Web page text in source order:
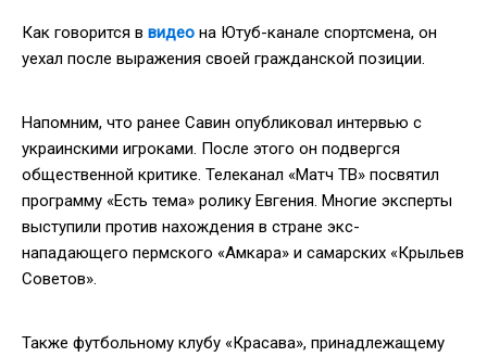
Как говорится в видео на Ютуб-канале спортсмена, он
уехал после выражения своей гражданской позиции.
Напомним, что ранее Савин опубликовал интервью с
украинскими игроками. После этого он подвергся
общественной критике. Телеканал «Матч ТВ» посвятил
программу «Есть тема» ролику Евгения. Многие эксперты
выступили против нахождения в стране экс-
нападающего пермского «Амкара» и самарских «Крыльев
Советов».
Также футбольному клубу «Красава», принадлежащему